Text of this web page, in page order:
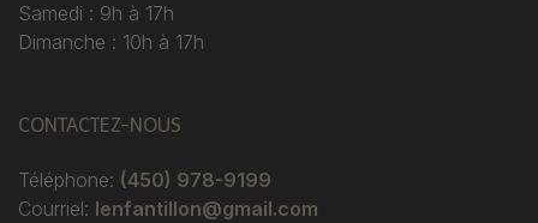
Samedi : 9h à 17h
Dimanche : 10h à 17h
CONTACTEZ-NOUS
Téléphone: (450) 978-9199
Courriel: lenfantillon@gmail.com